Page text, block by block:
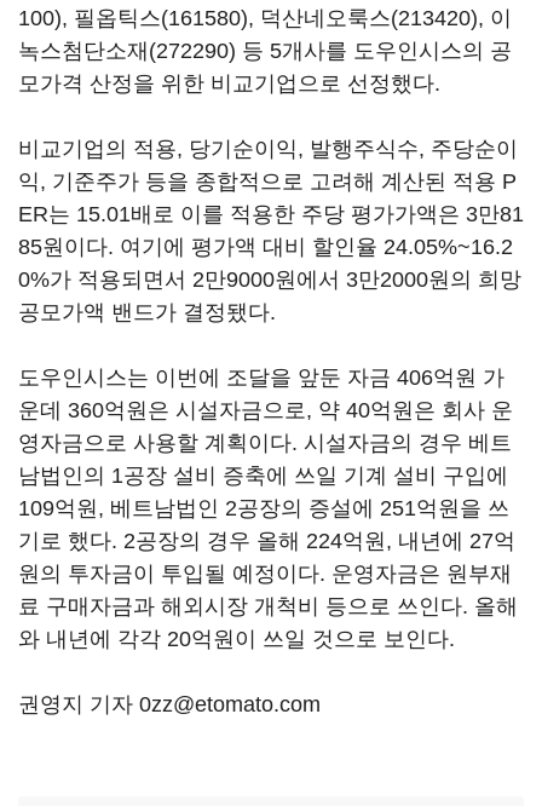
100), 필옵틱스(161580), 덕산네오룩스(213420), 이
녹스첨단소재(272290) 등 5개사를 도우인시스의 공
모가격 산정을 위한 비교기업으로 선정했다.
비교기업의 적용, 당기순이익, 발행주식수, 주당순이
익, 기준주가 등을 종합적으로 고려해 계산된 적용 P
ER는 15.01배로 이를 적용한 주당 평가가액은 3만81
85원이다. 여기에 평가액 대비 할인율 24.05%~16.2
0%가 적용되면서 2만9000원에서 3만2000원의 희망
공모가액 밴드가 결정됐다.
도우인시스는 이번에 조달을 앞둔 자금 406억원 가
운데 360억원은 시설자금으로, 약 40억원은 회사 운
영자금으로 사용할 계획이다. 시설자금의 경우 베트
남법인의 1공장 설비 증축에 쓰일 기계 설비 구입에
109억원, 베트남법인 2공장의 증설에 251억원을 쓰
기로 했다. 2공장의 경우 올해 224억원, 내년에 27억
원의 투자금이 투입될 예정이다. 운영자금은 원부재
료 구매자금과 해외시장 개척비 등으로 쓰인다. 올해
와 내년에 각각 20억원이 쓰일 것으로 보인다.
권영지 기자 0zz@etomato.com